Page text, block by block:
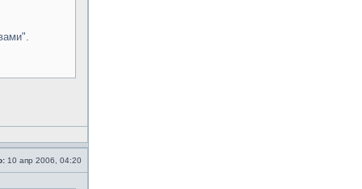
10 апр 2006, 04:20